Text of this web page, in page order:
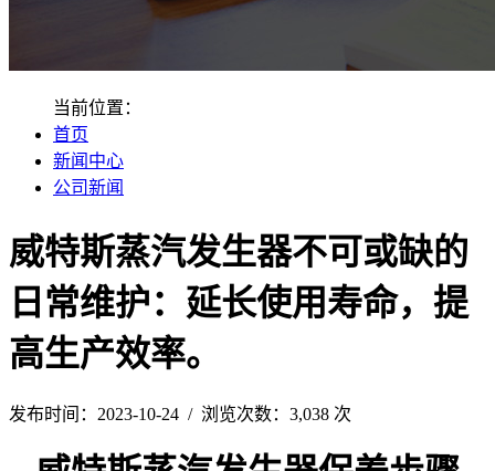
当前位置：
首页
新闻中心
公司新闻
威特斯蒸汽发生器不可或缺的
日常维护：延长使用寿命，提
高生产效率。
发布时间：2023-10-24 / 浏览次数：3,038 次